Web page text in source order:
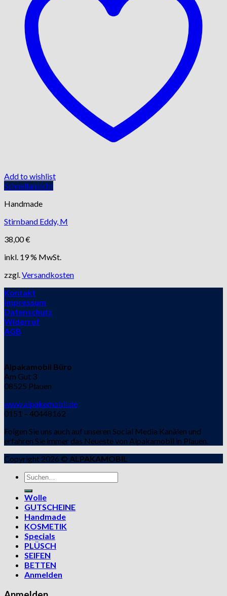
Add to wishlist
Schnellansicht
Handmade
Stirnband Eddy, M
38,00€
inkl. 19 % MwSt.
zzgl.Versandkosten
Kontakt
Impressum
Datenschutz
Widerruf
AGB
Alpakamobil Büro
Am Gut 3
08525 Plauen
www.alpakamobil.de
0151 – 40448162
Folgen Sie uns auch auf unseren Social Media Kanälen und
erfahren Sie immer das Neueste von Alpakamobil in Plauen.
Copyright 2026 © ALPAKAMOBIL
Suchen
nach:
Wolle
GUTSCHEINE
Handmade
KOSMETIK
Specials
PLÜSCH
SEIFEN
BETTEN
Anmelden